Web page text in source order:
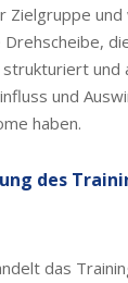
Zielgruppe und
und
und
haben.
des
das